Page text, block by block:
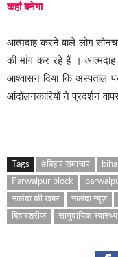
कहां बनेगा
आत्मदाह करने वाले लोग
की मांग कर रहे हैं । आत्मदाह
आश्वासन दिया कि अस्पताल
आंदोलनकारियों ने प्रदर्शन
Tags #बिहार समाचार
Parwalpur block
नालंदा की खबर
नालंदा न्यूज़
बिहारशरीफ
सामुदायिक